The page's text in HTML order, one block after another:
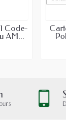
Code-
AM...